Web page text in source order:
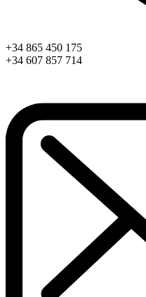
+34 865 450 175
+34 607 857 714